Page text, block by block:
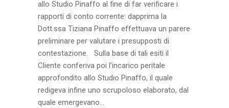
allo Studio Pinaffo al fine di far verificare i
rapporti di conto corrente: dapprima la
Dott.ssa Tiziana Pinaffo effettuava un parere
preliminare per valutare i presupposti di
contestazione. Sulla base di tali esiti il
Cliente conferiva poi l’incarico peritale
approfondito allo Studio Pinaffo, il quale
redigeva infine uno scrupoloso elaborato, dal
quale emergevano...